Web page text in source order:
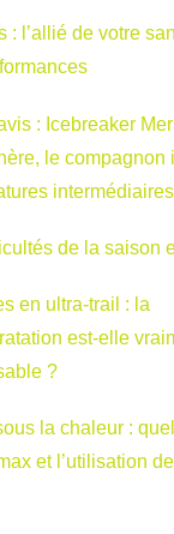
: l’allié de votre
: Icebreaker
le compagnon
intermédiaires
de la saison
en ultra-trail : la
est-elle
?
la chaleur :
et l’utilisation